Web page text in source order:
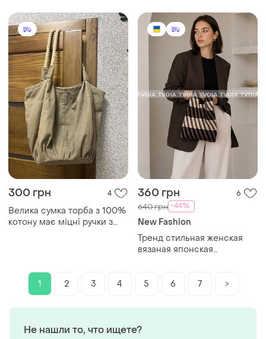
300 грн 4
Велика сумка торба з 100%
котону має міцні ручки з
360 грн 6
640 грн -44%
New Fashion
Тренд стильная женская
вязаная японская
1
2 3 4 5 6 7 >
Не нашли то, что ищете?